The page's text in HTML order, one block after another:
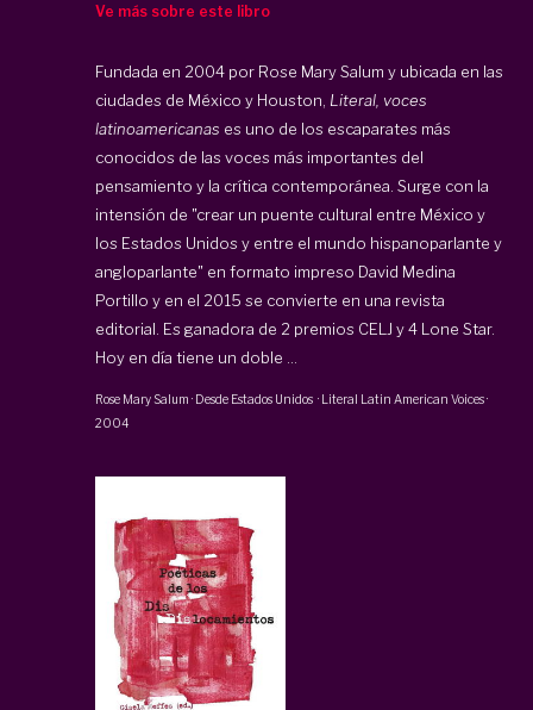
Ve más sobre este libro
Fundada en 2004 por Rose Mary Salum y ubicada en las
ciudades de México y Houston, Literal , voces
latinoamericanas es uno de los escaparates más
conocidos de las voces más importantes del
pensamiento y la crítica contemporánea. Surge con la
intensión de "crear un puente cultural entre México y
los Estados Unidos y entre el mundo hispanoparlante y
angloparlante" en formato impreso David Medina
Portillo y en el 2015 se convierte en una revista
editorial. Es ganadora de 2 premios CELJ y 4 Lone Star.
Hoy en día tiene un doble ...
Rose Mary Salum · Desde Estados Unidos · Literal Latin American Voices·
2004